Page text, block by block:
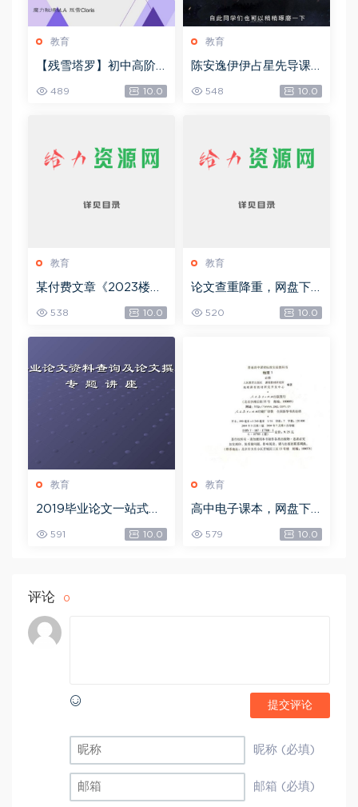
教育
【残雪塔罗】初中高阶
合集，网盘下载(1.06G)
489 10.0
教育
陈安逸伊伊占星先导课
+初中高级，网盘下载(4
6.45G)
548 10.0
教育
某付费文章《2023楼市
预判：新一轮大牛市会
来吗？》!，网盘下载(15.
73M)
538 10.0
教育
论文查重降重，网盘下
520 10.0
教育
2019毕业论文一站式解
决方案，网盘下载(19.6
8G)
591 10.0
教育
高中电子课本，网盘下
579 10.0
评论 0
提交评论
昵称 (必填)
邮箱 (必填)